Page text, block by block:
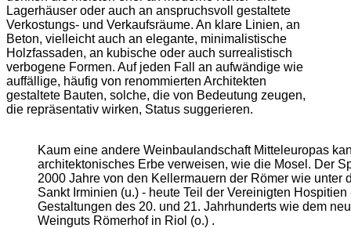
Lagerhäuser oder auch an anspruchsvoll gestaltete
Verkostungs- und Verkaufsräume. An klare Linien, an
Beton, vielleicht auch an elegante, minimalistische
Holzfassaden, an kubische oder auch surrealistisch
verbogene Formen. Auf jeden Fall an aufwändige wie
auffällige, häufig von renommierten Architekten
gestaltete Bauten, solche, die von Bedeutung zeugen,
die repräsentativ wirken, Status suggerieren.
Kaum eine andere Weinbaulandschaft Mitteleuropas
architektonisches Erbe verweisen, wie die Mosel. Der
2000 Jahre von den Kellermauern der Römer wie unter
Sankt Irminien (u.) - heute Teil der Vereinigten
Gestaltungen des 20. und 21. Jahrhunderts wie dem
Weinguts Römerhof in Riol (o.) .